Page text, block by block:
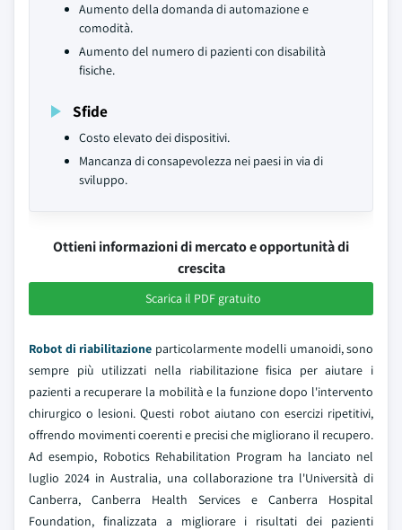
Aumento della domanda di automazione e
comodità.
Aumento del numero di pazienti con disabilità
fisiche.
Sfide
Costo elevato dei dispositivi.
Mancanza di consapevolezza nei paesi in via di
sviluppo.
Ottieni informazioni di mercato e opportunità di
crescita
Scarica il PDF gratuito
Robot di riabilitazione particolarmente modelli umanoidi, sono
sempre più utilizzati nella riabilitazione fisica per aiutare i
pazienti a recuperare la mobilità e la funzione dopo l'intervento
chirurgico o lesioni. Questi robot aiutano con esercizi ripetitivi,
offrendo movimenti coerenti e precisi che migliorano il recupero.
Ad esempio, Robotics Rehabilitation Program ha lanciato nel
luglio 2024 in Australia, una collaborazione tra l'Università di
Canberra, Canberra Health Services e Canberra Hospital
Foundation, finalizzata a migliorare i risultati dei pazienti